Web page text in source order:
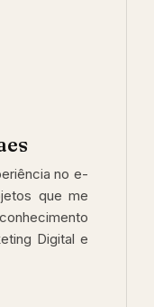
no e-
que me
Digital e